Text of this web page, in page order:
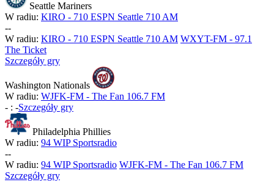
Seattle Mariners
W radiu: KIRO - 710 ESPN Seattle 710 AM
--
W radiu: KIRO - 710 ESPN Seattle 710 AM WXYT-FM - 97.1
The Ticket
Szczegóły gry
Washington Nationals
W radiu: WJFK-FM - The Fan 106.7 FM
- : -Szczegóły gry
Philadelphia Phillies
W radiu: 94 WIP Sportsradio
--
W radiu: 94 WIP Sportsradio WJFK-FM - The Fan 106.7 FM
Szczegóły gry